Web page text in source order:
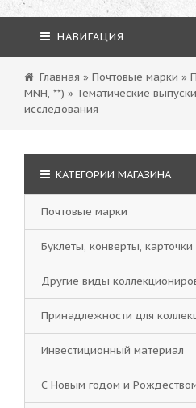
НАВИГАЦИЯ
Главная » Почтовые марки »
MNH, **) » Тематические выпуски
исследования
КАТЕГОРИИ МАГАЗИНА
Почтовые марки
Буклеты, конверты, карточки
Другие виды
Принадлежности для
Инвестиционный материал
С Новым годом и